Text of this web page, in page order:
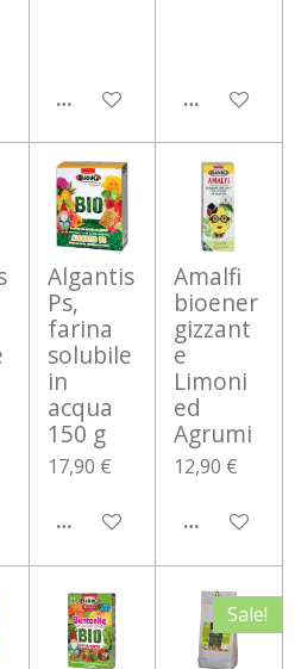
AL CARRELLO
AGGIUNGI AL CARRELLO
AGGIUNGI
AL CARRELLO
Algantis
Ps,
farina
solubile
in
acqua
150 g
17,90 €
AGGIUNGI AL CARRELLO
Amalfi
bioener
gizzant
e
Limoni
ed
Agrumi
12,90 €
AGGIUNGI
Sale!